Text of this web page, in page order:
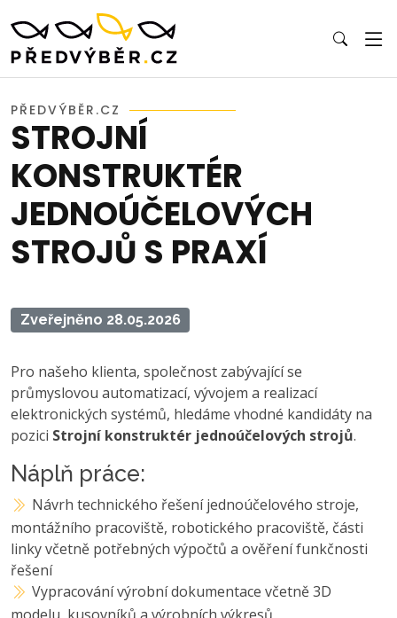
PŘEDVÝBĚR.CZ
STROJNÍ
KONSTRUKTÉR
JEDNOÚČELOVÝCH
STROJŮ S PRAXÍ
Zveřejněno 28.05.2026
Pro našeho klienta, společnost zabývající se
průmyslovou automatizací, vývojem a realizací
elektronických systémů, hledáme vhodné kandidáty na
pozici Strojní konstruktér jednoúčelových strojů.
Náplň práce:
Návrh technického řešení jednoúčelového stroje,
montážního pracoviště, robotického pracoviště, části
linky včetně potřebných výpočtů a ověření funkčnosti
řešení
Vypracování výrobní dokumentace včetně 3D